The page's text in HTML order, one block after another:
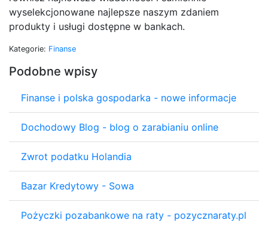
wyselekcjonowane najlepsze naszym zdaniem
produkty i usługi dostępne w bankach.
Kategorie: Finanse
Podobne wpisy
Finanse i polska gospodarka - nowe informacje
Dochodowy Blog - blog o zarabianiu online
Zwrot podatku Holandia
Bazar Kredytowy - Sowa
Pożyczki pozabankowe na raty - pozycznaraty.pl